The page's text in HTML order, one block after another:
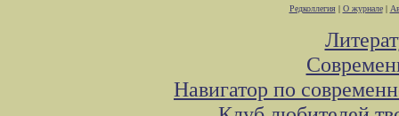
Редколлегия| О журнале|
Навигатор по